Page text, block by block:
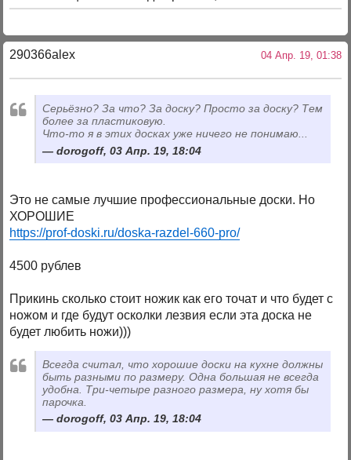
290366alex 04 Апр. 19, 01:38
Серьёзно? За что? За доску? Просто за доску? Тем
более за пластиковую.
Что-то я в этих досках уже ничего не понимаю...
dorogoff, 03 Апр. 19, 18:04
Это не самые лучшие профессиональные доски. Но
ХОРОШИЕ
https://prof-doski.ru/doska-razdel-660-pro/
4500 рублев
Прикинь сколько стоит ножик как его точат и что будет с
ножом и где будут осколки лезвия если эта доска не
будет любить ножи)))
Всегда считал, что хорошие доски на кухне должны
быть разными по размеру. Одна большая не всегда
удобна. Три-четыре разного размера, ну хотя бы
парочка.
dorogoff, 03 Апр. 19, 18:04